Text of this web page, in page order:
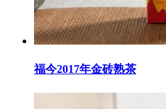
福今2017年金砖熟茶